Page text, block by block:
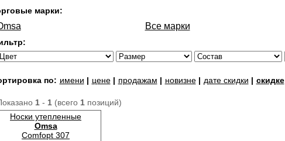
марки:
Все марки
по: имени | цене| продажам | новизне| дате скидки | скидке
1- 1(всего 1позиций)
Носки утепленные
Omsa
Comfopt 307